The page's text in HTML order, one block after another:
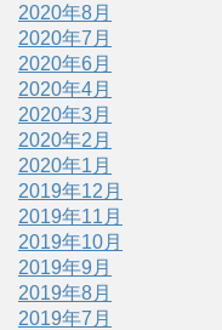
2020年8月
2020年7月
2020年6月
2020年4月
2020年3月
2020年2月
2020年1月
2019年12月
2019年11月
2019年10月
2019年9月
2019年8月
2019年7月